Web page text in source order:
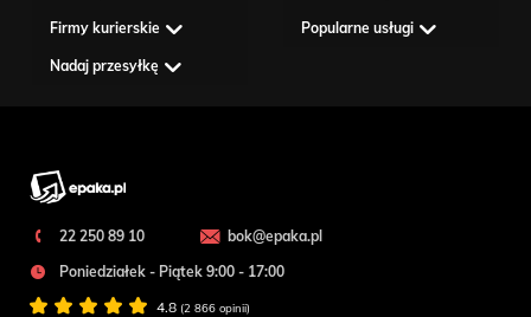
Firmy kurierskie Popularne usługi
Nadaj przesyłkę
22 250 89 10
bok@epaka.pl
Poniedziałek - Piątek 9:00 - 17:00
4.8 (2 866 opinii)